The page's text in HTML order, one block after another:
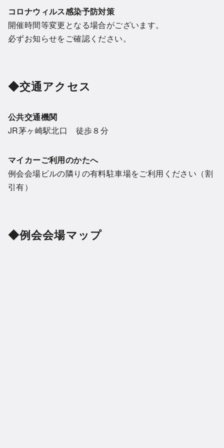
コロナウィルス感染予防対策
開催時間等変更となる場合がございます。
必ずお知らせをご確認ください。
◆交通アクセス
公共交通機関
JR茅ヶ崎駅北口 徒歩８分
マイカーご利用のかたへ
例会会場ビルの隣りの有料駐車場をご利用ください（割
引有）
◆例会会場マップ